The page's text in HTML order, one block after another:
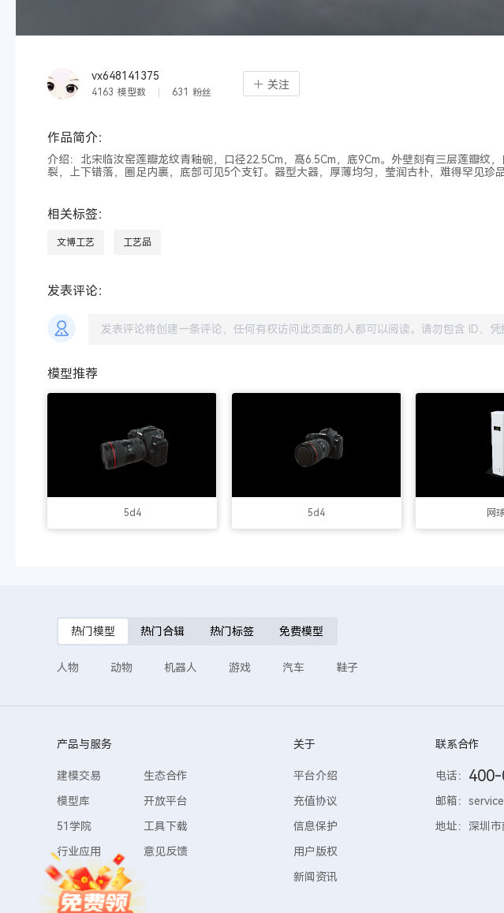
vx648141375
4163 模型数 631 粉丝
关注
作品简介：
介绍：北宋临汝窑莲瓣龙纹青釉碗，口径22.5Cm，髙6.5Cm，底9Cm。外壁刻有三层莲瓣纹
裂，上下错落，圈足内裹，底部可见5个支钉。器型大器，厚薄均匀，莹润古朴，难得罕见珍品
相关标签：
文博工艺 工艺品
发表评论：
模型推荐
5d4 5d4 网
热门模型 热门合辑 热门标签 免费模型
人物 动物 机器人 游戏 汽车 鞋子
产品与服务
建模交易
生态合作
模型库
开放平台
51学院
工具下载
行业应用
意见反馈
关于
平台介绍
充值协议
信息保护
用户版权
新闻资讯
联系合作
电话：
邮箱：
地址： 深圳